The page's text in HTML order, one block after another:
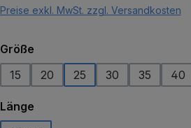
Preise exkl. MwSt. zzgl. Versandkosten
Größeauswählen
15
20 25 30 35 40
Längeauswählen